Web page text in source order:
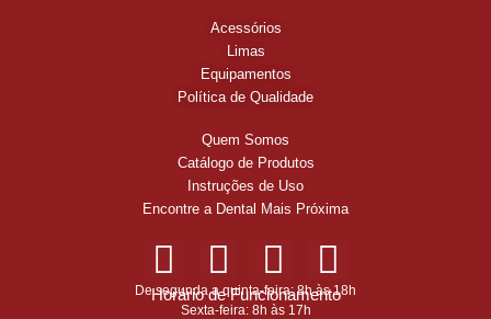
Acessórios
Limas
Equipamentos
Política de Qualidade
Quem Somos
Catálogo de Produtos
Instruções de Uso
Encontre a Dental Mais Próxima
Horário de Funcionamento
De segunda a quinta-feira: 8h às 18h
Sexta-feira: 8h às 17h